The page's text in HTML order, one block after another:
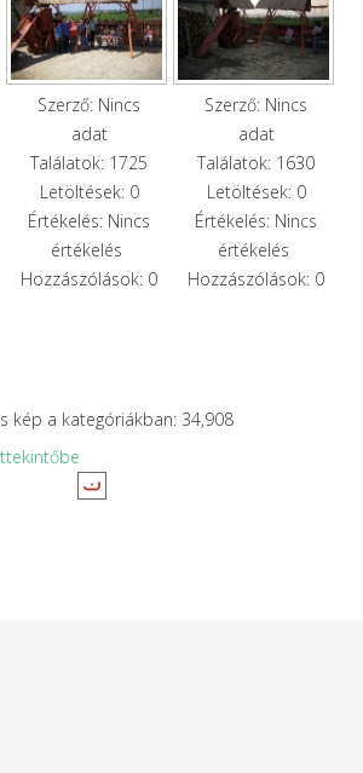
Szerző: Nincs
adat
Találatok: 1725
Letöltések: 0
Értékelés: Nincs
értékelés
Hozzászólások: 0
Szerző: Nincs
adat
Találatok: 1630
Letöltések: 0
Értékelés: Nincs
értékelés
Hozzászólások: 0
kép a kategóriákban: 34,908